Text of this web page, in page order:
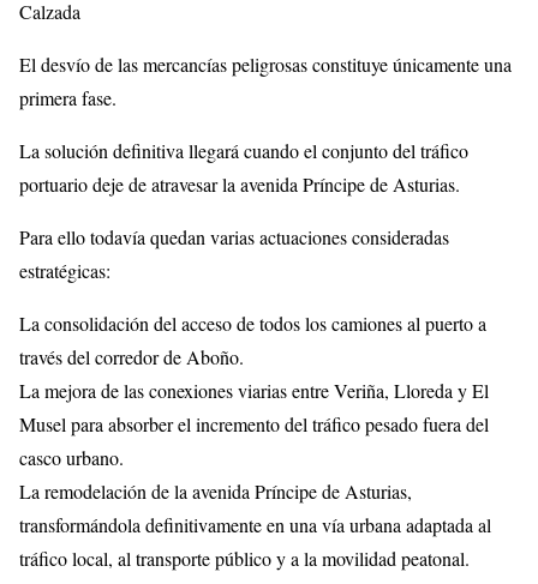
Calzada
El desvío de las mercancías peligrosas constituye únicamente una
primera fase.
La solución definitiva llegará cuando el conjunto del tráfico
portuario deje de atravesar la avenida Príncipe de Asturias.
Para ello todavía quedan varias actuaciones consideradas
estratégicas:
La consolidación del acceso de todos los camiones al puerto a
través del corredor de Aboño.
La mejora de las conexiones viarias entre Veriña, Lloreda y El
Musel para absorber el incremento del tráfico pesado fuera del
casco urbano.
La remodelación de la avenida Príncipe de Asturias,
transformándola definitivamente en una vía urbana adaptada al
tráfico local, al transporte público y a la movilidad peatonal.